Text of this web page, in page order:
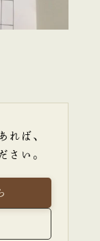
れば、
さい。